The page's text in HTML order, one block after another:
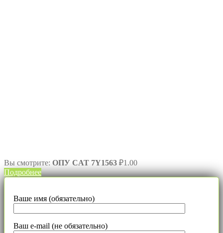
Вы смотрите: ОПУ CAT 7Y1563 ₽1.00
Подробнее
Ваше имя (обязательно)
Ваш e-mail (не обязательно)